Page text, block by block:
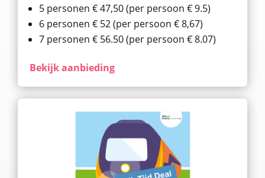
5 personen € 47,50 (per persoon € 9.5)
6 personen € 52 (per persoon € 8,67)
7 personen € 56.50 (per persoon € 8.07)
Bekijk aanbieding